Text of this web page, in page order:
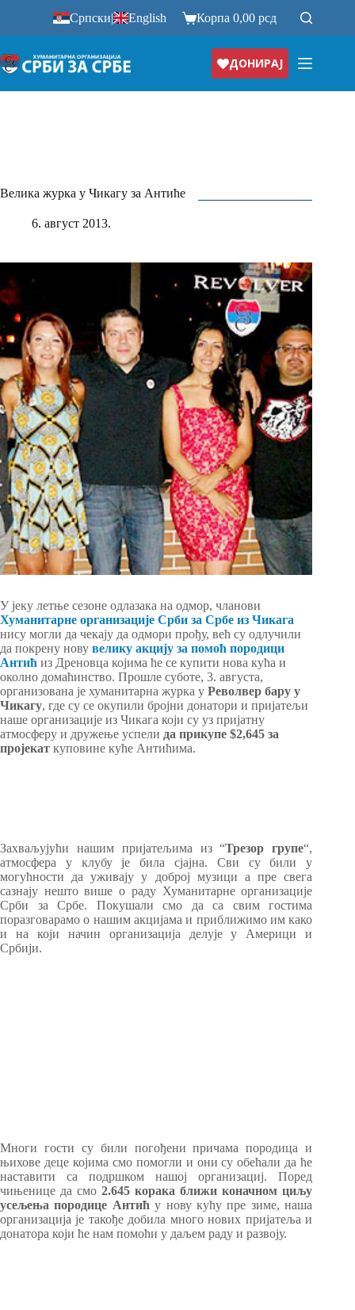
Српски| English Корпа0,00рсд
ДОНИРАЈ
Велика журка у Чикагу за Антиће
6. август 2013.
У јеку летње сезоне одлазака на одмор, чланови
Хуманитарне организације Срби за Србе из Чикага
нису могли да чекају да одмори прођу, већ су одлучили
да покрену нову велику акцију за помоћ породици
Антић из Дреновца којима ће се купити нова кућа и
околно домаћинство. Прошле суботе, 3. августа,
организована је хуманитарна журка у Револвер бару у
Чикагу, где су се окупили бројни донатори и пријатељи
наше организације из Чикага који су уз пријатну
атмосферу и дружење успели да прикупе $2,645 за
пројекат куповине куће Антићима.
Захваљујући нашим пријатељима из “Трезор групе“,
атмосфера у клубу је била сјајна. Сви су били у
могућности да уживају у доброј музици а пре свега
сазнају нешто више о раду Хуманитарне организације
Срби за Србе. Покушали смо да са свим гостима
поразговарамо о нашим акцијама и приближимо им како
и на који начин организација делује у Америци и
Србији.
Многи гости су били погођени причама породица и
њихове деце којима смо помогли и они су обећали да ће
наставити са подршком нашој организациј. Поред
чињенице да смо2.645 корака ближи коначном циљу
усељења породице Антићу нову кућу пре зиме, наша
организација је такође добила много нових пријатеља и
донатора који ће нам помоћи у даљем раду и развоју.